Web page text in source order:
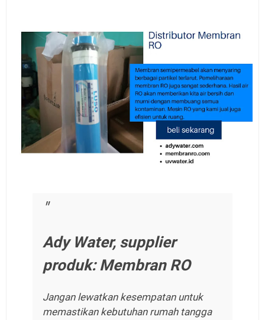
Ady Water, supplier
produk: Membran RO
Jangan lewatkan kesempatan untuk
memastikan kebutuhan rumah tangga